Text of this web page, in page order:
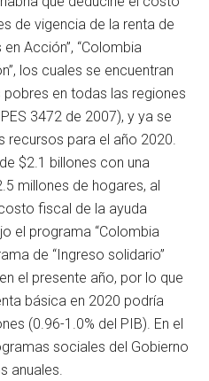
de vigencia de la renta de
Acción”, “Colombia
los cuales se encuentran
en todas las regiones
3472 de 2007), y ya se
recursos para el año 2020.
$2.1 billones con una
millones de hogares, al
fiscal de la ayuda
el programa “Colombia
de “Ingreso solidario”
el presente año, por lo que
básica en 2020 podría
(0.96-1.0% del PIB). En el
sociales del Gobierno
anuales.